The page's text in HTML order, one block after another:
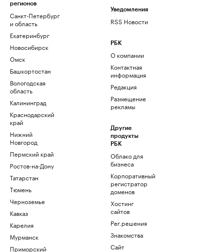
регионов
Санкт-Петербург
и область
Екатеринбург
Новосибирск
Омск
Башкортостан
Вологодская
область
Калининград
Краснодарский
край
Нижний
Новгород
Пермский край
Ростов-на-Дону
Татарстан
Тюмень
Черноземье
Кавказ
Карелия
Мурманск
Приморский
Уведомления
RSS Новости
РБК
О компании
Контактная
информация
Редакция
Размещение
рекламы
Другие
продукты
РБК
Облако для
бизнеса
Корпоративный
регистратор
доменов
Хостинг
сайтов
Рег.решения
Знакомства
Сайт